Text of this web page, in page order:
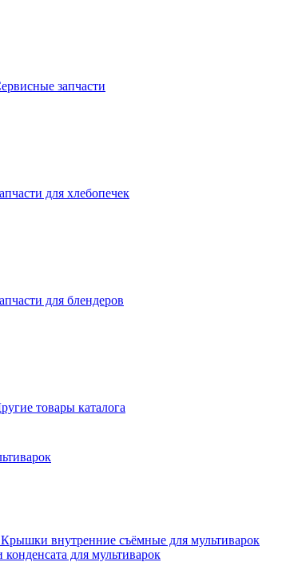
запчасти
для хлебопечек
для блендеров
товары каталога
Крышки внутренние съёмные для мультиварок
для мультиварок